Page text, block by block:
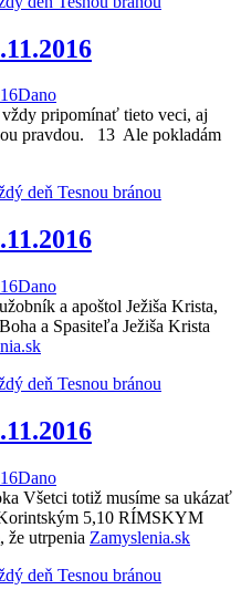
Dano
pripomínať tieto veci, aj
pravdou. 13 Ale pokladám
Dano
a apoštol Ježiša Krista,
a Spasiteľa Ježiša Krista
Dano
Všetci totiž musíme sa ukázať
5,10 RÍMSKYM
že utrpenia Zamyslenia.sk